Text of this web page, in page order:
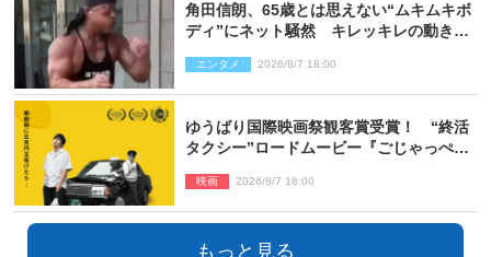
角田信朗、65歳とは思えない“ムキムキボ
ディ”にネット騒然 キレッキレの動きを
エンタメ 2026/8/7 18:00
ゆうばり国際映画祭観客賞受賞！ “終活
タクシー”ロードムービー『ごじゃっぺタ
映画 2026/8/7 18:00
もっと見る